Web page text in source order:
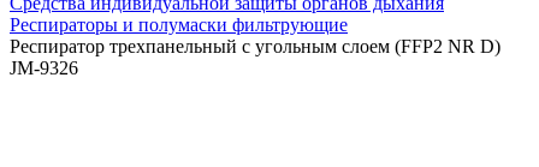
Респираторы и полумаски фильтрующие
Респиратор трехпанельный с угольным слоем (FFP2 NR D)
JM-9326